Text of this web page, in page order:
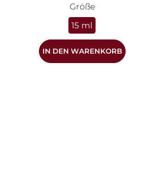
Größe
15 ml
IN DEN WARENKORB